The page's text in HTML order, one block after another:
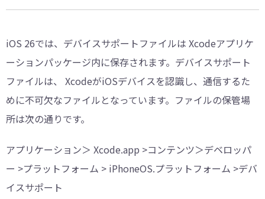
iOS 26では、デバイスサポートファイルは Xcodeアプリケ
ーションパッケージ内に保存されます。デバイスサポート
ファイルは、 XcodeがiOSデバイスを認識し、通信するた
めに不可欠なファイルとなっています。ファイルの保管場
所は次の通りです。
アプリケーション＞ Xcode.app >コンテンツ＞デベロッパ
ー >プラットフォーム > iPhoneOS.プラットフォーム >デバ
イスサポート